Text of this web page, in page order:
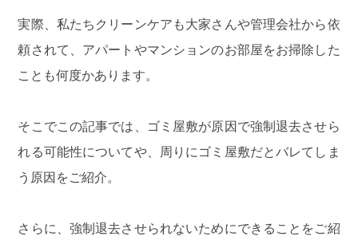
実際、私たち クリーンケア も大家さんや管理会社から依
頼されて、アパートやマンションのお部屋をお掃除した
ことも何度かあります。
そこでこの記事では、ゴミ屋敷が原因で強制退去させら
れる可能性についてや、周りにゴミ屋敷だとバレてしま
う原因をご紹介。
さらに、強制退去させられないためにできることをご紹